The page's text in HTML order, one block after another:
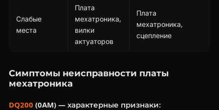
Слабые
места
Плата
мехатроника,
вилки
актуаторов
Плата
мехатроника,
сцепление
Симптомы неисправности платы
мехатроника
DQ200 (0AM) — характерные признаки: